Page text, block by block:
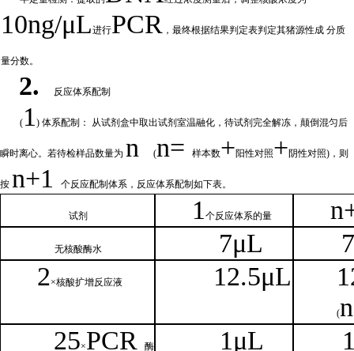
10ng/μL进行PCR，最终根据结果判定表判定其猪源性成 分质
量分数。
2. 反应体系配制
(1 ) 体系配制： 从试剂盒中取出试剂室温融化，待试剂完全解冻，颠倒混匀后
瞬时离心。若待检样品数量为 n(n=样本数+阳性对照+阴性对照)，则
按n+1个反应配制体系，反应体系配制如下表。
试剂 1 个反应体系的量
无核酸酶水 7μL
2×核酸扩增反应液 12.5μL
(
25×PCR 酶 1μL